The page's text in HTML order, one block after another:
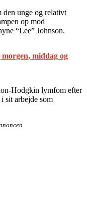
den unge og relativt
op mod
“Lee” Johnson.
middag og
Hodgkin lymfom efter
sit arbejde som